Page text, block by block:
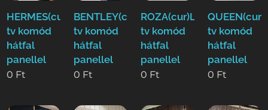
HERMES(cur)Luxus
tv komód
hátfal
panellel
0 Ft
BENTLEY(cur)Luxus
tv komód
hátfal
panellel
0 Ft
ROZA(cur)Luxus
tv komód
hátfal
panellel
0 Ft
tv komód
hátfal
panellel
0 Ft